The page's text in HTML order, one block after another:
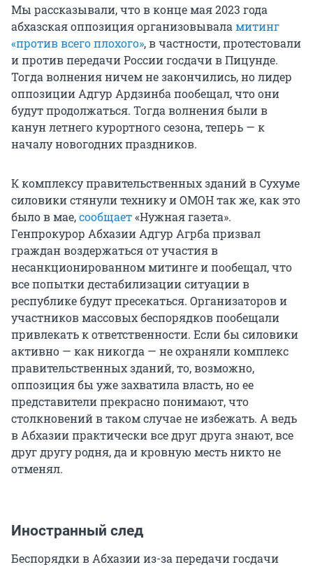
Мы рассказывали, что в конце мая 2023 года
абхазская оппозиция организовываламитинг
«против всего плохого», в частности, протестовали
и против передачи России госдачи в Пицунде.
Тогда волнения ничем не закончились, но лидер
оппозиции Адгур Ардзинба пообещал, что они
будут продолжаться. Тогда волнения были в
канун летнего курортного сезона, теперь — к
началу новогодних праздников.
К комплексу правительственных зданий в Сухуме
силовики стянули технику и ОМОН так же, как это
было в мае,сообщает«Нужная газета».
Генпрокурор Абхазии Адгур Агрба призвал
граждан воздержаться от участия в
несанкционированном митинге и пообещал, что
все попытки дестабилизации ситуации в
республике будут пресекаться. Организаторов и
участников массовых беспорядков пообещали
привлекать к ответственности. Если бы силовики
активно — как никогда — не охраняли комплекс
правительственных зданий, то, возможно,
оппозиция бы уже захватила власть, но ее
представители прекрасно понимают, что
столкновений в таком случае не избежать. А ведь
в Абхазии практически все друг друга знают, все
друг другу родня, да и кровную месть никто не
отменял.
Иностранный след
Беспорядки в Абхазии из-за передачи госдачи